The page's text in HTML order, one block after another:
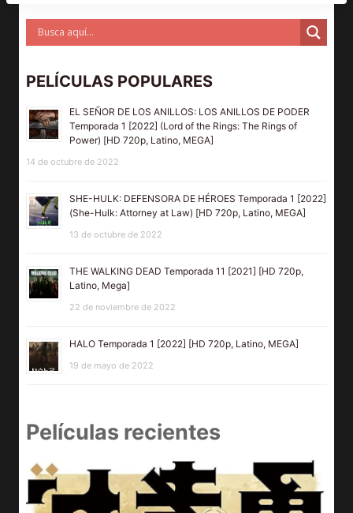
PELÍCULAS POPULARES
EL SEÑOR DE LOS ANILLOS: LOS ANILLOS DE PODER
Temporada 1 [2022] (Lord of the Rings: The Rings of
Power) [HD 720p, Latino, MEGA]
14 de octubre de 2022
SHE-HULK: DEFENSORA DE HÉROES Temporada 1 [2022]
(She-Hulk: Attorney at Law) [HD 720p, Latino, MEGA]
13 de octubre de 2022
THE WALKING DEAD Temporada 11 [2021] [HD 720p,
Latino, Mega]
22 de noviembre de 2022
HALO Temporada 1 [2022] [HD 720p, Latino, MEGA]
19 de mayo de 2022
Películas recientes